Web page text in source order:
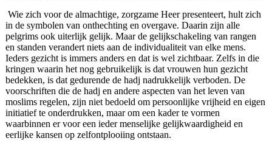
Wie zich voor de almachtige, zorgzame Heer presenteert, hult zich
in de symbolen van onthechting en overgave. Daarin zijn alle
pelgrims ook uiterlijk gelijk. Maar de gelijkschakeling van rangen
en standen verandert niets aan de individualiteit van elke mens.
Ieders gezicht is immers anders en dat is wel zichtbaar. Zelfs in die
kringen waarin het nog gebruikelijk is dat vrouwen hun gezicht
bedekken, is dat gedurende de hadj nadrukkelijk verboden. De
voorschriften die de hadj en andere aspecten van het leven van
moslims regelen, zijn niet bedoeld om persoonlijke vrijheid en eigen
initiatief te onderdrukken, maar om een kader te vormen
waarbinnen er voor een ieder menselijke gelijkwaardigheid en
eerlijke kansen op zelfontplooiing ontstaan.